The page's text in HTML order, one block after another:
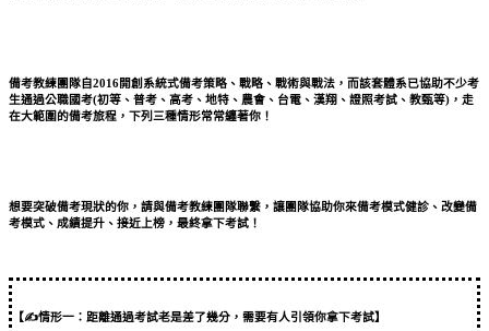
備考教練團隊自2016開創系統式備考策略、戰略、戰術與戰法，而該套體系已協助不少考
生通過公職國考(初等、普考、高考、地特、農會、台電、漢翔、證照考試、教甄等)，走
在大範圍的備考旅程，下列三種情形常常纏著你！
想要突破備考現狀的你，請與備考教練團隊聯繫，讓團隊協助你來備考模式健診、改變備
考模式、成績提升、接近上榜，最終拿下考試！
【✍情形一：距離通過考試老是差了幾分，需要有人引領你拿下考試】